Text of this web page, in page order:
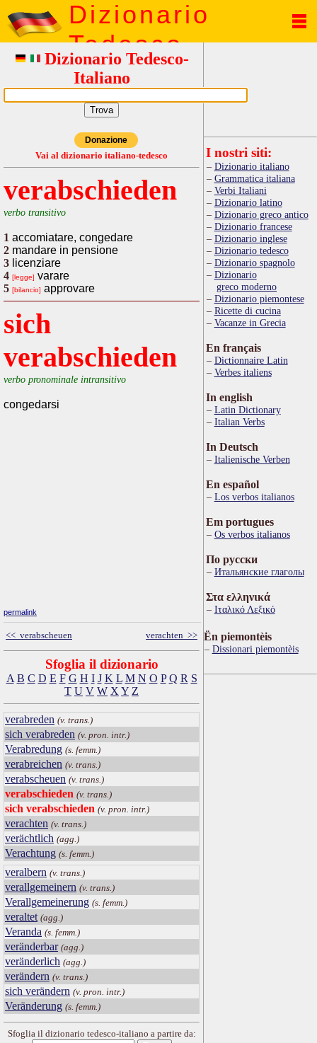
Dizionario
Tedesco
Dizionario Tedesco-
Italiano
Donazione
Vai al dizionario italiano-tedesco
verabschieden
verbo transitivo
1 accomiatare, congedare
2 mandare in pensione
3 licenziare
4 [legge] varare
5 [bilancio] approvare
sich
verabschieden
verbo pronominale intransitivo
congedarsi
permalink
<< verabscheuen verachten >>
Sfoglia il dizionario
A B C D E F G H I J K L M N O P Q R S
T U V W X Y Z
verabreden (v. trans.)
sich verabreden (v. pron. intr.)
Verabredung (s. femm.)
verabreichen (v. trans.)
verabscheuen (v. trans.)
verabschieden (v. trans.)
sich verabschieden (v. pron. intr.)
verachten (v. trans.)
verächtlich (agg.)
Verachtung (s. femm.)
veralbern (v. trans.)
verallgemeinern (v. trans.)
Verallgemeinerung (s. femm.)
veraltet (agg.)
Veranda (s. femm.)
veränderbar (agg.)
veränderlich (agg.)
verändern (v. trans.)
sich verändern (v. pron. intr.)
Veränderung (s. femm.)
Sfoglia il dizionario tedesco-italiano a partire da:
I nostri siti:
Dizionario italiano
Grammatica italiana
Verbi Italiani
Dizionario latino
Dizionario greco antico
Dizionario francese
Dizionario inglese
Dizionario tedesco
Dizionario spagnolo
Dizionario
greco moderno
Dizionario piemontese
Ricette di cucina
Vacanze in Grecia
En français
Dictionnaire Latin
Verbes italiens
In english
Latin Dictionary
Italian Verbs
In Deutsch
Italienische Verben
En español
Los verbos italianos
Em portugues
Os verbos italianos
По русски
Итальянские глаголы
Στα ελληνικά
Ιταλικό Λεξικό
Ën piemontèis
Dissionari piemontèis